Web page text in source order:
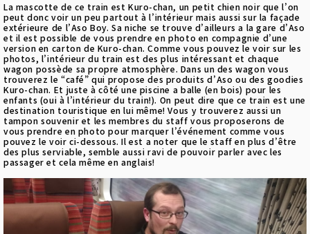
La mascotte de ce train est Kuro-chan, un petit chien noir que l’on
peut donc voir un peu partout à l’intérieur mais aussi sur la façade
extérieure de l’Aso Boy. Sa niche se trouve d’ailleurs a la gare d’Aso
et il est possible de vous prendre en photo en compagnie d’une
version en carton de Kuro-chan. Comme vous pouvez le voir sur les
photos, l’intérieur du train est des plus intéressant et chaque
wagon possède sa propre atmosphère. Dans un des wagon vous
trouverez le “café” qui propose des produits d’Aso ou des goodies
Kuro-chan. Et juste à côté une piscine a balle (en bois) pour les
enfants (oui à l’intérieur du train!). On peut dire que ce train est une
destination touristique en lui même! Vous y trouverez aussi un
tampon souvenir et les membres du staff vous proposerons de
vous prendre en photo pour marquer l’événement comme vous
pouvez le voir ci-dessous. Il est a noter que le staff en plus d’être
des plus serviable, semble aussi ravi de pouvoir parler avec les
passager et cela même en anglais!